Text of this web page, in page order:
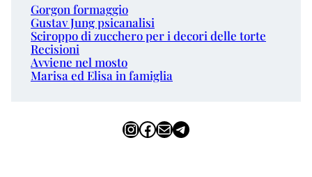
Gorgon formaggio
Gustav Jung psicanalisi
Sciroppo di zucchero per i decori delle torte
Recisioni
Avviene nel mosto
Marisa ed Elisa in famiglia
InstagramFacebook Email Telegram